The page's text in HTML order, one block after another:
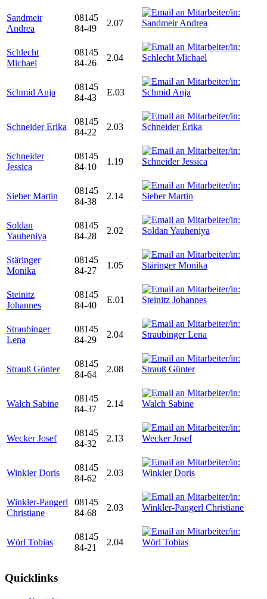
Sandmeir
Andrea
08145
84-49
2.07
Schlecht
Michael
08145
84-26
2.04
Schmid Anja
08145
84-43
E.03
Schneider Erika
08145
84-22
2.03
Schneider
Jessica
08145
84-10
1.19
Sieber Martin
08145
84-38
2.14
Soldan
Yauheniya
08145
84-28
2.02
Stäringer
Monika
08145
84-27
1.05
Steinitz
Johannes
08145
84-40
E.01
Straubinger
Lena
08145
84-29
2.04
Strauß Günter
08145
84-64
2.08
Walch Sabine
08145
84-37
2.14
Wecker Josef
08145
84-32
2.13
Winkler Doris
08145
84-62
2.03
Winkler-Pangerl
Christiane
08145
84-68
2.03
Wörl Tobias
08145
84-21
2.04
Quicklinks